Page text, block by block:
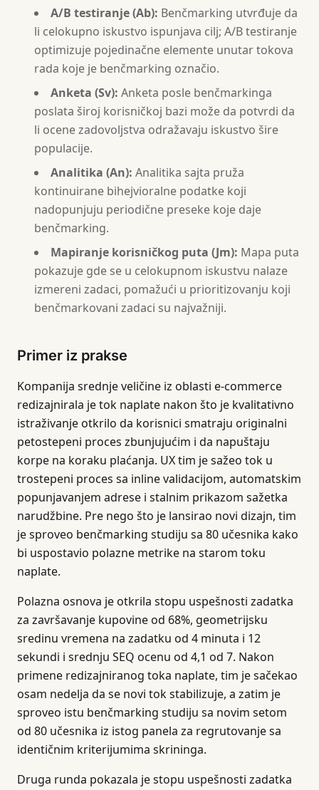
A/B testiranje (Ab): Benčmarking utvrđuje da
li celokupno iskustvo ispunjava cilj; A/B testiranje
optimizuje pojedinačne elemente unutar tokova
rada koje je benčmarking označio.
Anketa (Sv): Anketa posle benčmarkinga
poslata široj korisničkoj bazi može da potvrdi da
li ocene zadovoljstva odražavaju iskustvo šire
populacije.
Analitika (An): Analitika sajta pruža
kontinuirane bihejvioralne podatke koji
nadopunjuju periodične preseke koje daje
benčmarking.
Mapiranje korisničkog puta (Jm): Mapa puta
pokazuje gde se u celokupnom iskustvu nalaze
izmereni zadaci, pomažući u prioritizovanju koji
benčmarkovani zadaci su najvažniji.
Primer iz prakse
Kompanija srednje veličine iz oblasti e-commerce
redizajnirala je tok naplate nakon što je kvalitativno
istraživanje otkrilo da korisnici smatraju originalni
petostepeni proces zbunjujućim i da napuštaju
korpe na koraku plaćanja. UX tim je sažeo tok u
trostepeni proces sa inline validacijom, automatskim
popunjavanjem adrese i stalnim prikazom sažetka
narudžbine. Pre nego što je lansirao novi dizajn, tim
je sproveo benčmarking studiju sa 80 učesnika kako
bi uspostavio polazne metrike na starom toku
naplate.
Polazna osnova je otkrila stopu uspešnosti zadatka
za završavanje kupovine od 68%, geometrijsku
sredinu vremena na zadatku od 4 minuta i 12
sekundi i srednju SEQ ocenu od 4,1 od 7. Nakon
primene redizajniranog toka naplate, tim je sačekao
osam nedelja da se novi tok stabilizuje, a zatim je
sproveo istu benčmarking studiju sa novim setom
od 80 učesnika iz istog panela za regrutovanje sa
identičnim kriterijumima skrininga.
Druga runda pokazala je stopu uspešnosti zadatka